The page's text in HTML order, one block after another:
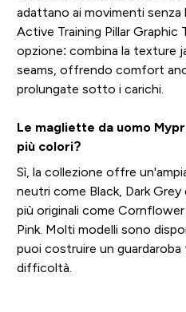
adattano ai movimenti senza
Active Training Pillar Graphic
opzione: combina la texture
seams, offrendo comfort
prolungate sotto i carichi.
Le magliette da uomo
più colori?
Sì, la collezione offre
neutri come Black, Dark
più originali come
Pink. Molti modelli sono
puoi costruire un
difficoltà.